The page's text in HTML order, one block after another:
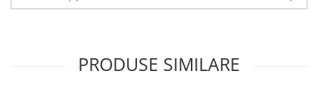
PRODUSE SIMILARE